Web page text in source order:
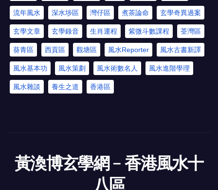
流年風水 深水埗區 灣仔區 煮茶論命 玄學奇異過案
玄學文章 玄學錄音 生肖運程 紫微斗數課程 荃灣區
葵青區 西貢區 觀塘區 風水Reporter 風水古書新譯
風水基本功 風水策劃 風水術數名人 風水進階學理
風水雜談 養生之道 香港區
黃渙博玄學網﹣香港風水十
八區